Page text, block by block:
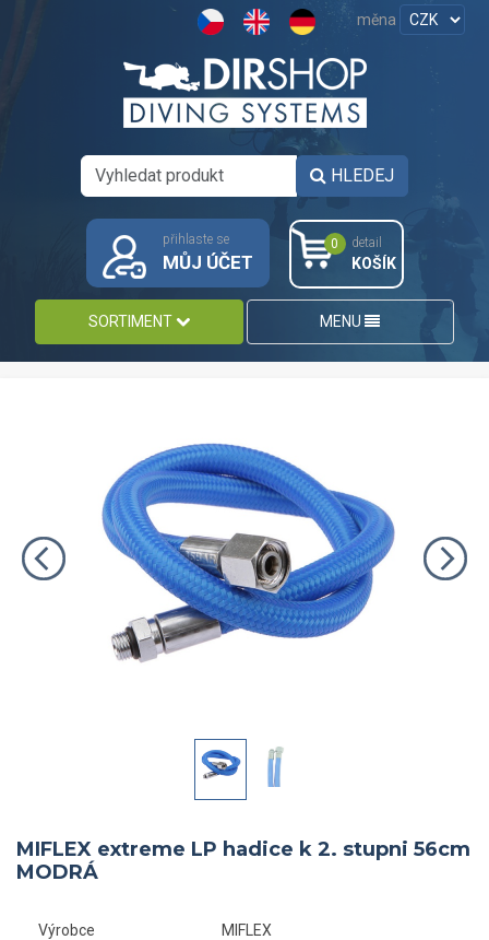
měna
HLEDEJ
přihlaste se
MŮJ ÚČET
0 detail
KOŠÍK
SORTIMENT MENU
MIFLEX extreme LP hadice k 2. stupni 56cm
MODRÁ
Výrobce MIFLEX